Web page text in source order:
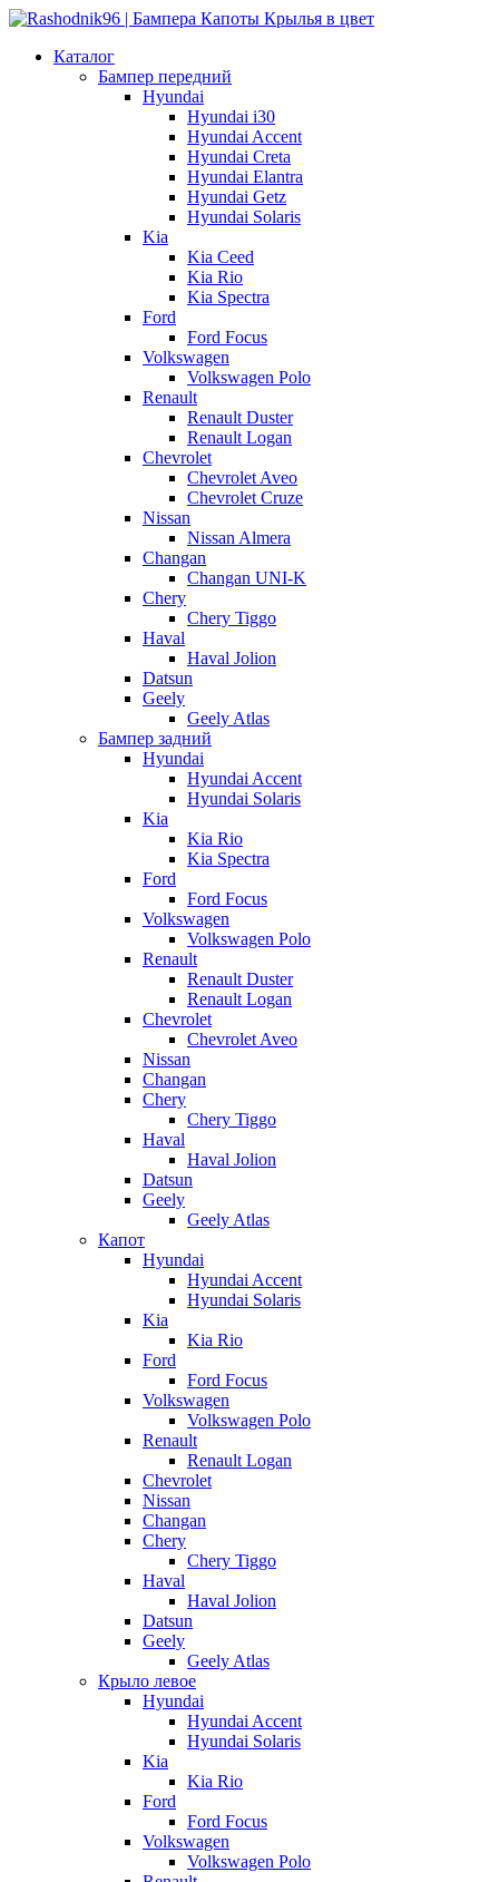
Каталог
Бампер передний
Hyundai
Hyundai i30
Hyundai Accent
Hyundai Creta
Hyundai Elantra
Hyundai Getz
Hyundai Solaris
Kia
Kia Ceed
Kia Rio
Kia Spectra
Ford
Ford Focus
Volkswagen
Volkswagen Polo
Renault
Renault Duster
Renault Logan
Chevrolet
Chevrolet Aveo
Chevrolet Cruze
Nissan
Nissan Almera
Changan
Changan UNI-K
Chery
Chery Tiggo
Haval
Haval Jolion
Datsun
Geely
Geely Atlas
Бампер задний
Hyundai
Hyundai Accent
Hyundai Solaris
Kia
Kia Rio
Kia Spectra
Ford
Ford Focus
Volkswagen
Volkswagen Polo
Renault
Renault Duster
Renault Logan
Chevrolet
Chevrolet Aveo
Nissan
Changan
Chery
Chery Tiggo
Haval
Haval Jolion
Datsun
Geely
Geely Atlas
Капот
Hyundai
Hyundai Accent
Hyundai Solaris
Kia
Kia Rio
Ford
Ford Focus
Volkswagen
Volkswagen Polo
Renault
Renault Logan
Chevrolet
Nissan
Changan
Chery
Chery Tiggo
Haval
Haval Jolion
Datsun
Geely
Geely Atlas
Крыло левое
Hyundai
Hyundai Accent
Hyundai Solaris
Kia
Kia Rio
Ford
Ford Focus
Volkswagen
Volkswagen Polo